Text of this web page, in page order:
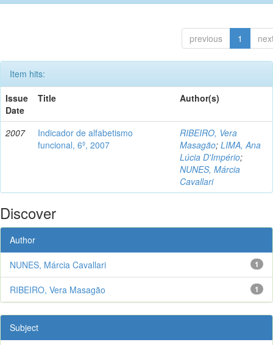
previous 1
Item hits:
Issue
Date
Title Author(s)
2007
Indicador de alfabetismo
funcional, 6º, 2007
RIBEIRO, Vera
Masagão; LIMA, Ana
Lúcia D'Império;
NUNES, Márcia
Cavallari
Discover
Author
1
NUNES, Márcia Cavallari
1
RIBEIRO, Vera Masagão
Subject